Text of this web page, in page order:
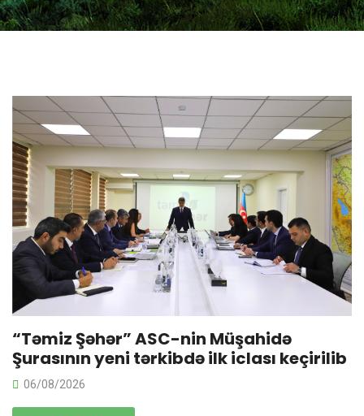
“Təmiz Şəhər” ASC-nin Müşahidə
Şurasının yeni tərkibdə ilk iclası keçirilib
06/08/2026